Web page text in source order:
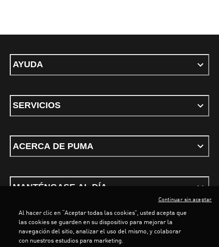
AYUDA
SERVICIOS
ACERCA DE PUMA
MANTÉNGASE AL DÍA
Términos y condicionesPolítica de Privacidad
Al hacer clic en “Aceptar todas las cookies”, usted acepta que
las cookies se guarden en su dispositivo para mejorar la
navegación del sitio, analizar el uso del mismo, y colaborar
con nuestros estudios para marketing.
Continuar sin aceptar